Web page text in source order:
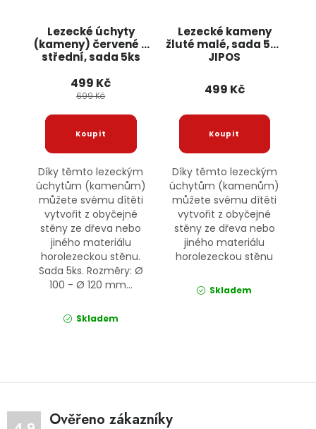
Lezecké úchyty
(kameny) červené -
střední, sada 5ks
499 Kč
699 Kč
Díky těmto lezeckým
úchytům (kamenům)
můžete svému dítěti
vytvořit z obyčejné
stěny ze dřeva nebo
jiného materiálu
horolezeckou stěnu.
Sada 5ks. Rozměry: Ø
100 - Ø 120 mm...
Skladem
Lezecké kameny
žluté malé, sada 5ks
JIPOS
499 Kč
Díky těmto lezeckým
úchytům (kamenům)
můžete svému dítěti
vytvořit z obyčejné
stěny ze dřeva nebo
jiného materiálu
horolezeckou stěnu
Skladem
Ověřeno zákazníky